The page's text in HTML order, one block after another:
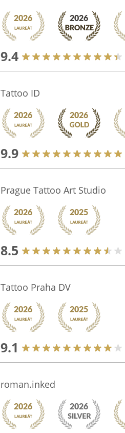
9.4
Tattoo ID
9.9
Prague Tattoo Art Studio
8.5
Tattoo Praha DV
9.1
roman.inked